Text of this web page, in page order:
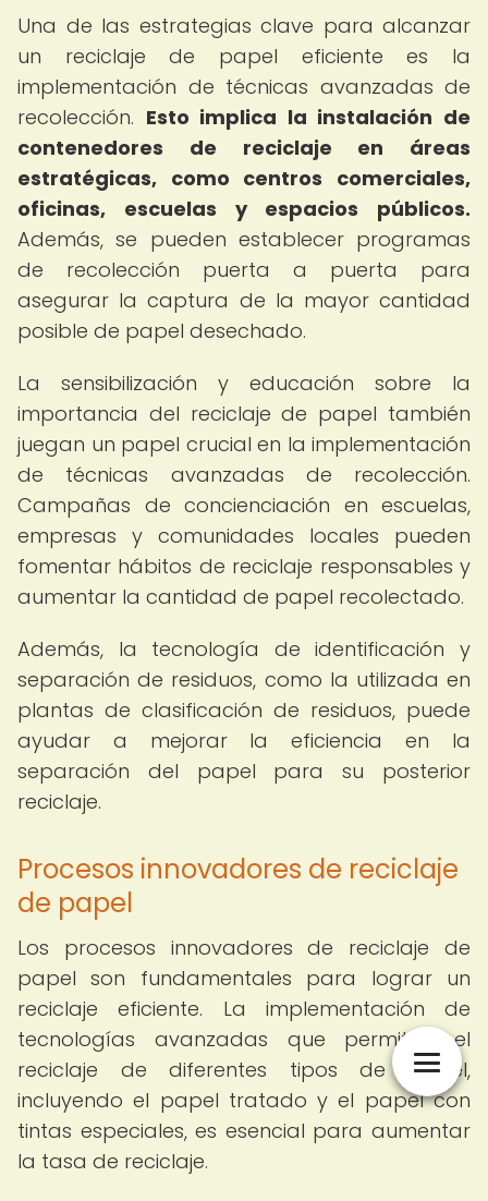
Una de las estrategias clave para alcanzar
un reciclaje de papel eficiente es la
implementación de técnicas avanzadas de
recolección. Esto implica la instalación de
contenedores de reciclaje en áreas
estratégicas, como centros comerciales,
oficinas, escuelas y espacios públicos.
Además, se pueden establecer programas
de recolección puerta a puerta para
asegurar la captura de la mayor cantidad
posible de papel desechado.
La sensibilización y educación sobre la
importancia del reciclaje de papel también
juegan un papel crucial en la implementación
de técnicas avanzadas de recolección.
Campañas de concienciación en escuelas,
empresas y comunidades locales pueden
fomentar hábitos de reciclaje responsables y
aumentar la cantidad de papel recolectado.
Además, la tecnología de identificación y
separación de residuos, como la utilizada en
plantas de clasificación de residuos, puede
ayudar a mejorar la eficiencia en la
separación del papel para su posterior
reciclaje.
Procesos innovadores de reciclaje
de papel
Los procesos innovadores de reciclaje de
papel son fundamentales para lograr un
reciclaje eficiente. La implementación de
tecnologías avanzadas que permitan el
reciclaje de diferentes tipos de papel,
incluyendo el papel tratado y el papel con
tintas especiales, es esencial para aumentar
la tasa de reciclaje.